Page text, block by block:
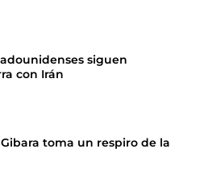
siguen
con Irán
toma un respiro de la